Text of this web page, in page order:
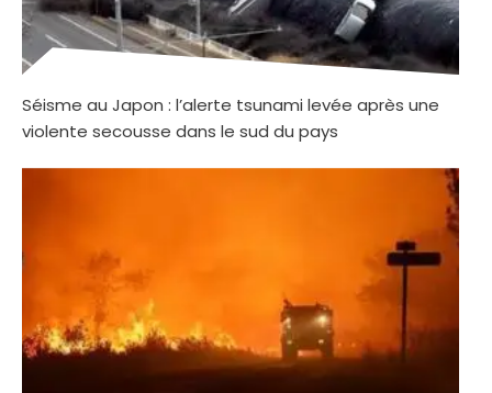
Séisme au Japon : l’alerte tsunami levée après une
violente secousse dans le sud du pays